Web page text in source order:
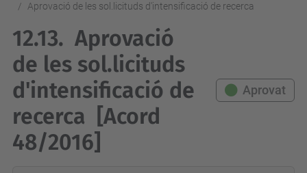
Aprovació de les sol.licituds d'intensificació de recerca
12.13. Aprovació
de les sol.licituds
d'intensificació de
recerca
[Acord
48/2016]
Aprovat